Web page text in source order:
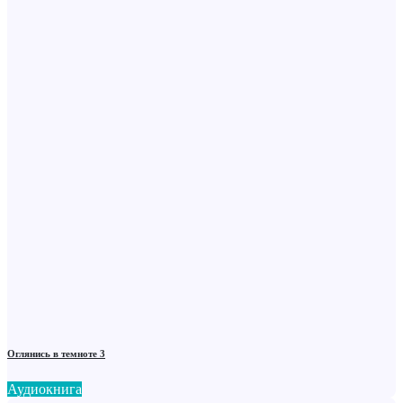
Оглянись в темноте 3
Аудиокнига